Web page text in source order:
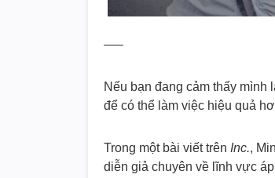
—–
Nếu bạn đang cảm thấy
để có thể làm việc hiệu quả
Trong một bài viết trên Inc.,
diễn giả chuyên về lĩnh vực